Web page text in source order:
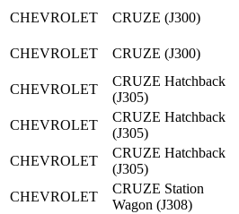
CHEVROLET
CRUZE (J300)
CHEVROLET
CRUZE (J300)
CHEVROLET
CRUZE Hatchback
(J305)
CHEVROLET
CRUZE Hatchback
(J305)
CHEVROLET
CRUZE Hatchback
(J305)
CHEVROLET
CRUZE Station
Wagon (J308)